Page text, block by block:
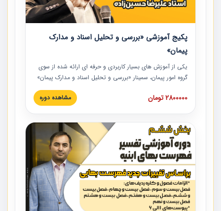
پکیج آموزشی «بررسی و تحلیل اسناد و مدارک
پیمان»
یکی از آموزش‏‏‏‏‏‏ های بسیار کاربردی و حرفه‏ ای ارائه شده از سوی
گروه امور پیمان، سمینار «بررسی و تحلیل اسناد و مدارک پیمان»
است که در دانشگاه صنعتی شریف ارائه شد. در این آموزش
نکات کلیدی مربوط به اسناد و مدارک پیمان، اولویت بندی اسناد
پیمان به همراه تجربیات عملی در این خصوص ارائه شده است.
2800000 تومان مشاهده دوره